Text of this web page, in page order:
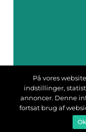
På vores
indstillinger,
annoncer. Denne
fortsat brug af
Ok